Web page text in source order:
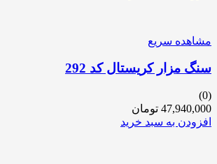
مشاهده سریع
سنگ مزار کریستال کد 292
(0)
47,940,000 تومان
افزودن به سبد خرید